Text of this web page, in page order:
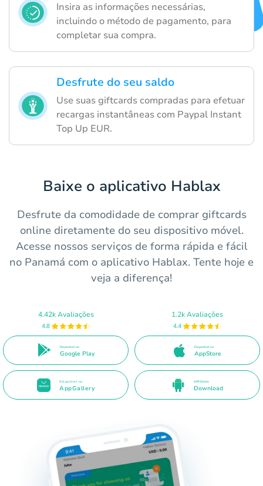
Insira as informações necessárias,
incluindo o método de pagamento, para
completar sua compra.
Desfrute do seu saldo
Use suas giftcards compradas para efetuar
recargas instantâneas com Paypal Instant
Top Up EUR.
Baixe o aplicativo Hablax
Desfrute da comodidade de comprar giftcards
online diretamente do seu dispositivo móvel.
Acesse nossos serviços de forma rápida e fácil
no Panamá com o aplicativo Hablax. Tente hoje e
veja a diferença!
4.42k Avaliações
4.8
Disponível no
Google Play
1.2k Avaliações
4.4
Disponível na
AppStore
Disponível na
AppGallery
APK Direto
Download